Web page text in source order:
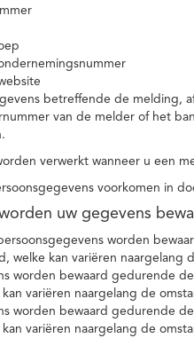
betreffende de melding,
van de melder of het
verwerkt wanneer u een
voorkomen in
uw gegevens
worden
welke kan variëren
worden bewaard gedurende
kan variëren naargelang de
worden bewaard gedurende
kan variëren naargelang de